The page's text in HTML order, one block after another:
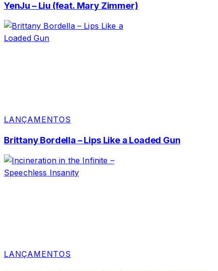
YenJu – Liu (feat. Mary Zimmer)
LANÇAMENTOS
Brittany Bordella – Lips Like a Loaded Gun
LANÇAMENTOS